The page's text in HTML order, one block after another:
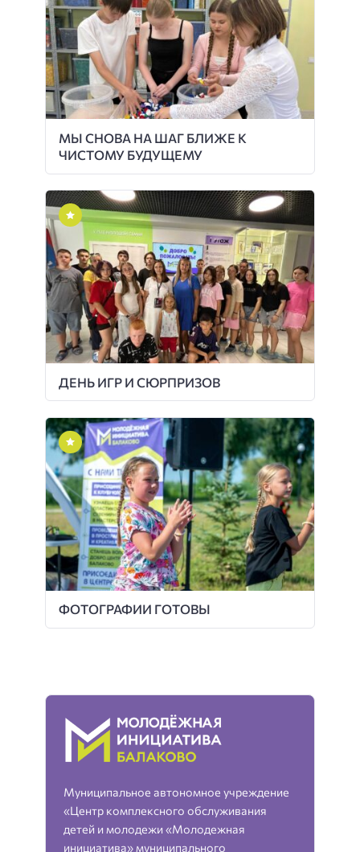
МЫ СНОВА НА ШАГ БЛИЖЕ К
ЧИСТОМУ БУДУЩЕМУ
ДЕНЬ ИГР И СЮРПРИЗОВ
ФОТОГРАФИИ ГОТОВЫ
Муниципальное автономное учреждение
«Центр комплексного обслуживания
детей и молодежи «Молодежная
инициатива» муниципального